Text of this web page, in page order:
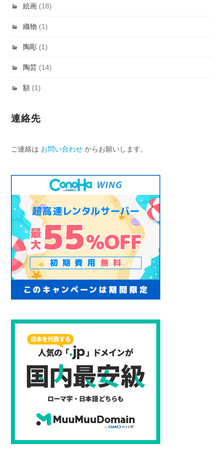
絵画 (18)
織物 (1)
陶彫 (1)
陶芸 (14)
額 (1)
連絡先
ご連絡は お問い合わせ からお願いします。